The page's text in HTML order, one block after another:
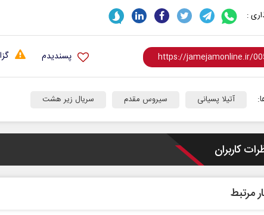
:
پسندیدم
آتیلا پسیانی سیروس مقدم سریال زیر هشت
کاربران
مرتبط